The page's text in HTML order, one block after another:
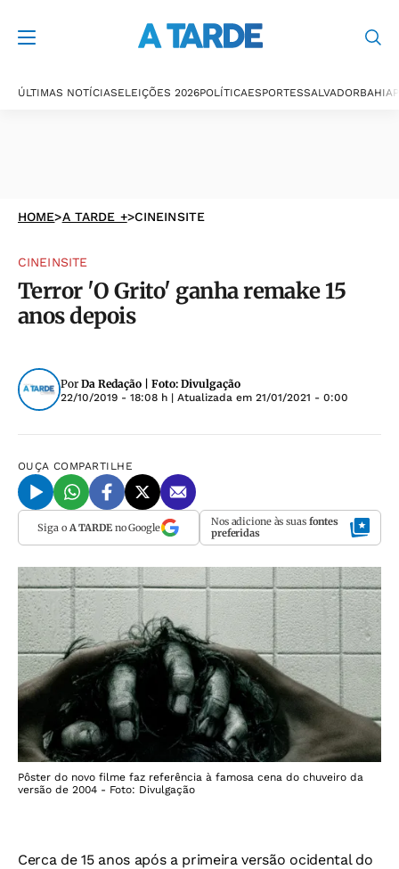
ÚLTIMAS NOTÍCIASELEIÇÕES 2026POLÍTICAESPORTESSALVADORBAHIA
HOME>A TARDE +>CINEINSITE
CINEINSITE
Terror 'O Grito' ganha remake 15
anos depois
Por Da Redação | Foto: Divulgação
22/10/2019 - 18:08 h | Atualizada em 21/01/2021 - 0:00
OUÇA COMPARTILHE
Siga o A TARDEno Google Nos adicione às suas fontes
preferidas
Pôster do novo filme faz referência à famosa cena do chuveiro da
versão de 2004 - Foto: Divulgação
Cerca de 15 anos após a primeira versão ocidental do